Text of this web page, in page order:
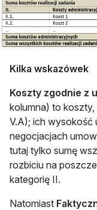
Kilka wskazówek
Koszty zgodnie z
kolumna) to
V.A); ich wysokość
negocjacjach
tutaj tylko sumę
rozbiciu na
kategorię II.
Natomiast